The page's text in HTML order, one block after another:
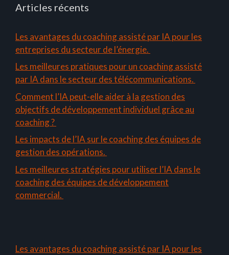
Articles récents
Les avantages du coaching assisté par IA pour les
entreprises du secteur de l’énergie.
Les meilleures pratiques pour un coaching assisté
par IA dans le secteur des télécommunications.
Comment l’IA peut-elle aider à la gestion des
objectifs de développement individuel grâce au
coaching ?
Les impacts de l’IA sur le coaching des équipes de
gestion des opérations.
Les meilleures stratégies pour utiliser l’IA dans le
coaching des équipes de développement
commercial.
Les avantages du coaching assisté par IA pour les